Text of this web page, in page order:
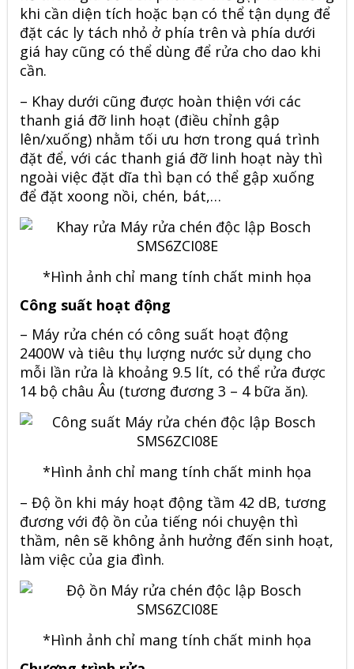
khi cần diện tích hoặc bạn có thể tận dụng để
đặt các ly tách nhỏ ở phía trên và phía dưới
giá hay cũng có thể dùng để rửa cho dao khi
cần.
– Khay dưới cũng được hoàn thiện với các
thanh giá đỡ linh hoạt (điều chỉnh gập
lên/xuống) nhằm tối ưu hơn trong quá trình
đặt để, với các thanh giá đỡ linh hoạt này thì
ngoài việc đặt dĩa thì bạn có thể gập xuống
để đặt xoong nồi, chén, bát,…
*Hình ảnh chỉ mang tính chất minh họa
Công suất hoạt động
– Máy rửa chén có công suất hoạt động
2400W và tiêu thụ lượng nước sử dụng cho
mỗi lần rửa là khoảng 9.5 lít, có thể rửa được
14 bộ châu Âu (tương đương 3 – 4 bữa ăn).
*Hình ảnh chỉ mang tính chất minh họa
– Độ ồn khi máy hoạt động tầm 42 dB, tương
đương với độ ồn của tiếng nói chuyện thì
thầm, nên sẽ không ảnh hưởng đến sinh hoạt,
làm việc của gia đình.
*Hình ảnh chỉ mang tính chất minh họa